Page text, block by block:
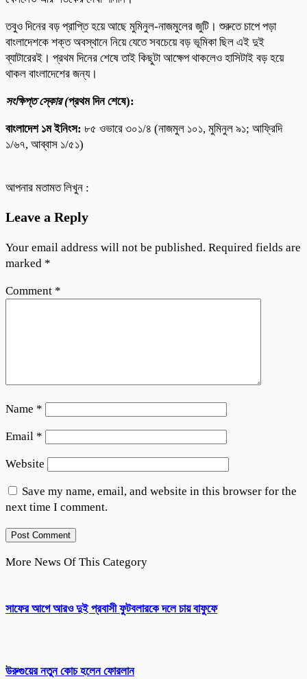
তবুও দিনের বড় প্রাপ্তি হয়ে আছে মুমিনুল-নাজমুলের জুটি। শুরুতে চাপে পড়া
বাংলাদেশকে শক্ত অবস্থানে নিয়ে যেতে সবচেয়ে বড় ভূমিকা ছিল এই দুই
ব্যাটারেরই। প্রথম দিনের শেষে তাই কিছুটা আক্ষেপ থাকলেও হাসিটাই বড় হয়ে
থাকল বাংলাদেশের জন্য।
সংক্ষিপ্ত স্কোর (প্রথম দিন শেষে):
বাংলাদেশ ১ম ইনিংস: ৮৫ ওভারে ৩০১/৪ (নাজমুল ১০১, মুমিনুল ৯১; আফ্রিদি
১/৬৭, আব্বাস ১/৫১)
আপনার মতামত লিখুন :
Leave a Reply
Your email address will not be published. Required fields are
marked *
Comment *
Name *
Email *
Website
Save my name, email, and website in this browser for the
next time I comment.
More News Of This Category
সাফের আগে আরও দুই প্রবাসী ফুটবলারকে দলে চায় বাফুফে
উরুগুয়ের নতুন কোচ হলেন ফোরলান